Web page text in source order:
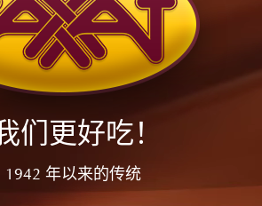
们更好吃！
1942 年以来的传统